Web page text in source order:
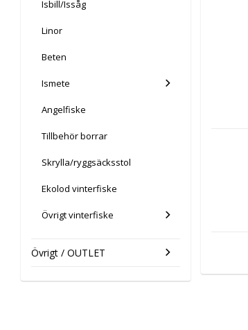
Isbill/Issåg
Linor
Beten
Ismete
Angelfiske
Tillbehör borrar
Skrylla/ryggsäcksstol
Ekolod vinterfiske
Övrigt vinterfiske
Övrigt / OUTLET